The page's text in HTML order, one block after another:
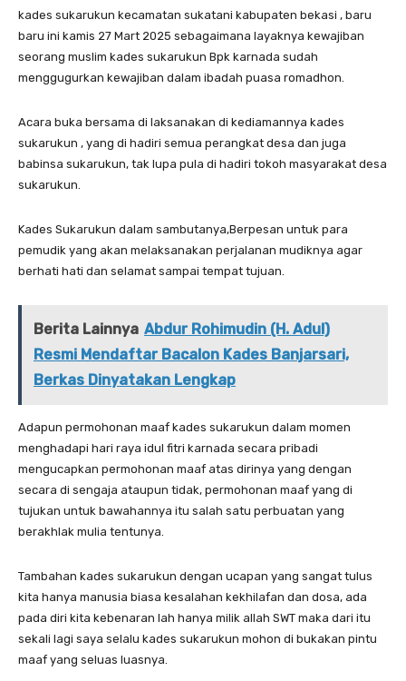
kades sukarukun kecamatan sukatani kabupaten bekasi , baru
baru ini kamis 27 Mart 2025 sebagaimana layaknya kewajiban
seorang muslim kades sukarukun Bpk karnada sudah
menggugurkan kewajiban dalam ibadah puasa romadhon.
Acara buka bersama di laksanakan di kediamannya kades
sukarukun , yang di hadiri semua perangkat desa dan juga
babinsa sukarukun, tak lupa pula di hadiri tokoh masyarakat desa
sukarukun.
Kades Sukarukun dalam sambutanya,Berpesan untuk para
pemudik yang akan melaksanakan perjalanan mudiknya agar
berhati hati dan selamat sampai tempat tujuan.
Berita Lainnya Abdur Rohimudin (H. Adul)
Resmi Mendaftar Bacalon Kades Banjarsari,
Berkas Dinyatakan Lengkap
Adapun permohonan maaf kades sukarukun dalam momen
menghadapi hari raya idul fitri karnada secara pribadi
mengucapkan permohonan maaf atas dirinya yang dengan
secara di sengaja ataupun tidak, permohonan maaf yang di
tujukan untuk bawahannya itu salah satu perbuatan yang
berakhlak mulia tentunya.
Tambahan kades sukarukun dengan ucapan yang sangat tulus
kita hanya manusia biasa kesalahan kekhilafan dan dosa, ada
pada diri kita kebenaran lah hanya milik allah SWT maka dari itu
sekali lagi saya selalu kades sukarukun mohon di bukakan pintu
maaf yang seluas luasnya.